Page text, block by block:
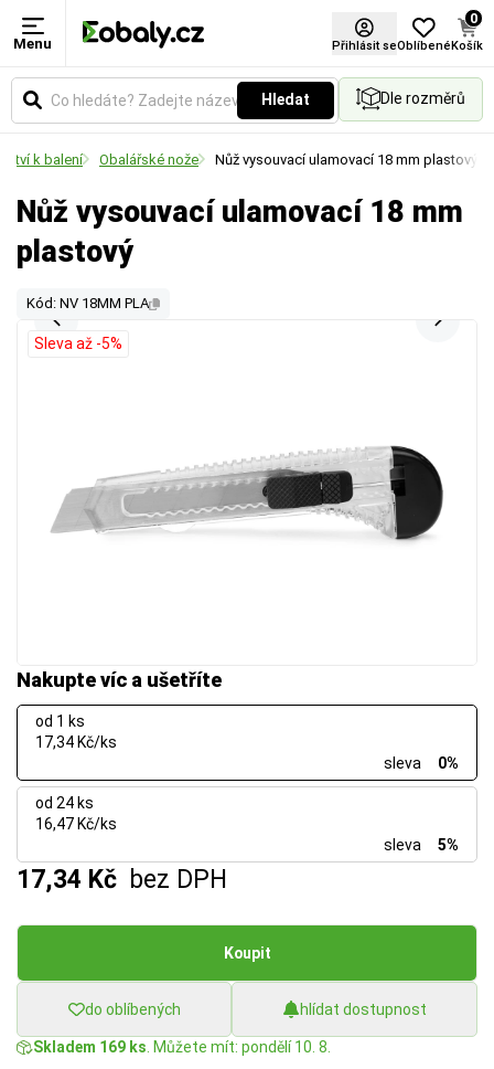
Menu Přihlásit seOblíbené
0
Košík
Hledat Dle rozměrů
k balení Obalářské nože Nůž vysouvací ulamovací 18 mm plastový
Nůž vysouvací ulamovací 18 mm
plastový
Kód: NV 18MM PLA
Nakupte víc a ušetříte
od 1 ks
17,34 Kč/ks
sleva
0%
od 24 ks
16,47 Kč/ks
sleva
5%
17,34 Kč bez DPH
Koupit
do oblíbených hlídat dostupnost
Skladem 169 ks . Můžete mít: pondělí 10. 8.
Sleva až -5%